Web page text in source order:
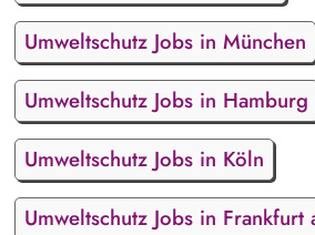
Umweltschutz Jobs in München
Umweltschutz Jobs in Hamburg
Umweltschutz Jobs in Köln
Umweltschutz Jobs in Frankfurt